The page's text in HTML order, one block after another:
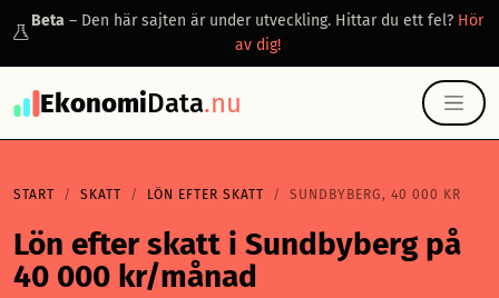
Beta – Den här sajten är under utveckling. Hittar du ett fel? Hör
av dig!
EkonomiData.nu
START SKATT LÖN EFTER SKATT SUNDBYBERG, 40 000 KR
Lön efter skatt i Sundbyberg på
40 000 kr/månad